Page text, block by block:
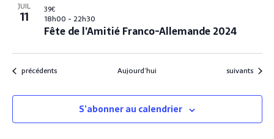
JUIL
11
Fête de l’Amitié Franco-Allemande 2024
18h00 - 22h30
39€
Évènements
précédents Aujourd’hui Évènements
suivants
S’abonner au calendrier